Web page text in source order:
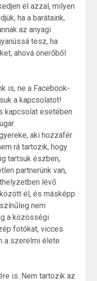
el azzal, milyen
ha a barátaink,
az anyagi
tesz, ha
ahová önerőből
is, ne a Facebook-
a kapcsolatot!
kapcsolat esetében
aki hozzáfér
rá tartozik, hogy
tartsuk észben,
partnerünk van,
lévő
él, és másképp
nem
a közösségi
fotókat, vicces
a szerelmi élete
is. Nem tartozik az